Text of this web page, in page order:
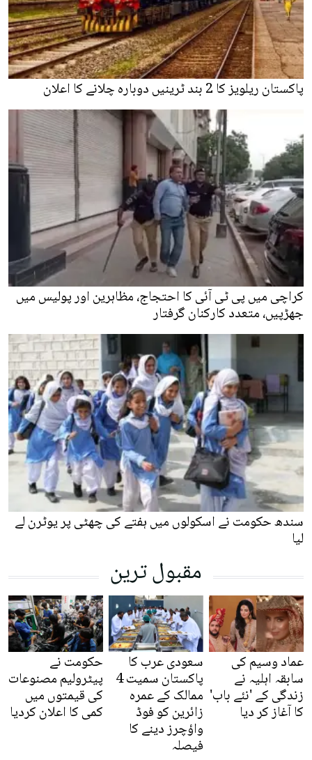
پاکستان ریلویز کا 2 بند ٹرینیں دوبارہ چلانے کا اعلان
کراچی میں پی ٹی آئی کا احتجاج، مظاہرین اور پولیس میں
جھڑپیں، متعدد کارکنان گرفتار
سندھ حکومت نے اسکولوں میں ہفتے کی چھٹی پر یوٹرن لے
لیا
مقبول ترین
عماد وسیم کی
سابقہ اہلیہ نے
زندگی کے 'نئے باب'
کا آغاز کر دیا
سعودی عرب کا
پاکستان سمیت 4
ممالک کے عمرہ
زائرین کو فوڈ
واؤچرز دینے کا
فیصلہ
حکومت نے
پیٹرولیم مصنوعات
کی قیمتوں میں
کمی کا اعلان کردیا